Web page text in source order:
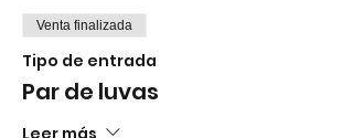
Venta finalizada
Tipo de entrada
Par de luvas
Leer más